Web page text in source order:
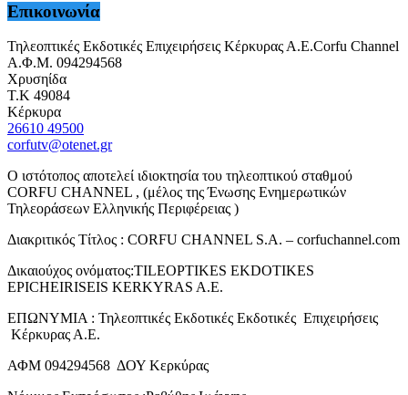
Επικοινωνία
Τηλεοπτικές Εκδοτικές Επιχειρήσεις Κέρκυρας Α.Ε.Corfu Channel
Α.Φ.Μ. 094294568
Χρυσηίδα
Τ.Κ 49084
Κέρκυρα
26610 49500
corfutv@otenet.gr
Ο ιστότοπος αποτελεί ιδιοκτησία του τηλεοπτικού σταθμού
CORFU CHANNEL , (μέλος της Ένωσης Ενημερωτικών
Τηλεοράσεων Ελληνικής Περιφέρειας )
Διακριτικός Τίτλος : CORFU CHANNEL S.A. – corfuchannel.com
Δικαιούχος ονόματος:TILEOPTIKES EKDOTIKES
EPICHEIRISEIS KERKYRAS A.E.
ΕΠΩΝΥΜΙΑ : Τηλεοπτικές Εκδοτικές Εκδοτικές Επιχειρήσεις
Κέρκυρας Α.Ε.
ΑΦΜ 094294568 ΔΟΥ Κερκύρας